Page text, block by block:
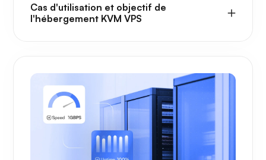
Cas d'utilisation et objectif de
l'hébergement KVM VPS